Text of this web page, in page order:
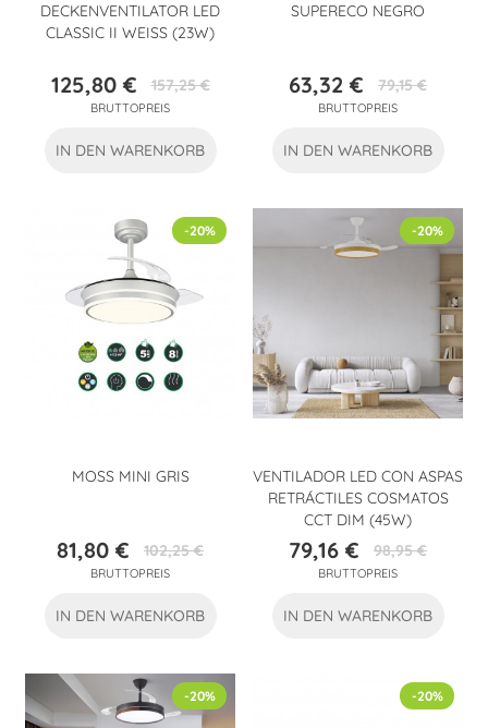
DECKENVENTILATOR LED
CLASSIC II WEISS (23W)
Preis
125,80 €Verkaufspreis
157,25 €
BRUTTOPREIS
IN DEN WARENKORB
SUPERECO NEGRO
Preis
63,32 €Verkaufspreis
79,15 €
BRUTTOPREIS
IN DEN WARENKORB
MOSS MINI GRIS
Preis
81,80 € Verkaufspreis
102,25 €
BRUTTOPREIS
-20%
IN DEN WARENKORB
VENTILADOR LED CON ASPAS
RETRÁCTILES COSMATOS
CCT DIM (45W)
Preis
79,16 €Verkaufspreis
98,95 €
BRUTTOPREIS
-20%
IN DEN WARENKORB
-20% -20%